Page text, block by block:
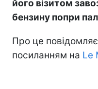
його візитом
бензину попри
Про це повідомляє
посиланням на Le